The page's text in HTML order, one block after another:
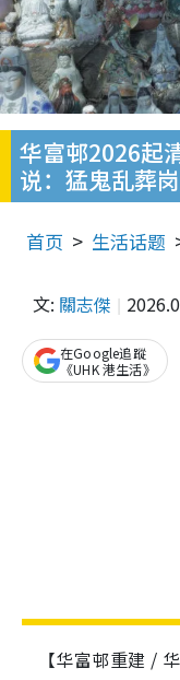
华富邨2026起
说：猛鬼乱葬
首页 生活话题
文: 關志傑
在Google追蹤
《UHK 港生活》
【华富邨重建 /